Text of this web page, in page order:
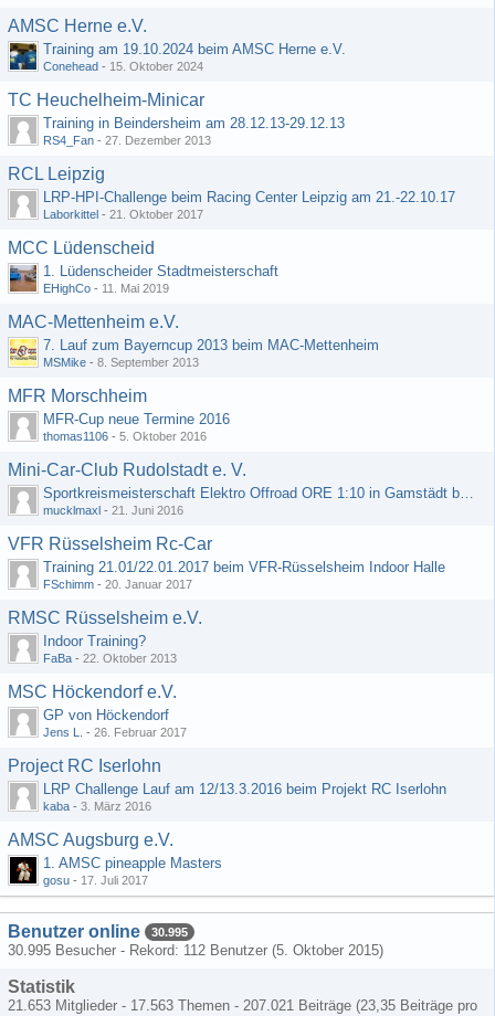
AMSC Herne e.V.
Training am 19.10.2024 beim AMSC Herne e.V.
Conehead - 15. Oktober 2024
TC Heuchelheim-Minicar
Training in Beindersheim am 28.12.13-29.12.13
RS4_Fan - 27. Dezember 2013
RCL Leipzig
LRP-HPI-Challenge beim Racing Center Leipzig am 21.-22.10.17
Laborkittel - 21. Oktober 2017
MCC Lüdenscheid
1. Lüdenscheider Stadtmeisterschaft
EHighCo - 11. Mai 2019
MAC-Mettenheim e.V.
7. Lauf zum Bayerncup 2013 beim MAC-Mettenheim
MSMike - 8. September 2013
MFR Morschheim
MFR-Cup neue Termine 2016
thomas1106 - 5. Oktober 2016
Mini-Car-Club Rudolstadt e. V.
Sportkreismeisterschaft Elektro Offroad ORE 1:10 in Gamstädt bei Erfurt, Outdoor mit Indoor Ausweichmöglichkeit!!!
mucklmaxl - 21. Juni 2016
VFR Rüsselsheim Rc-Car
Training 21.01/22.01.2017 beim VFR-Rüsselsheim Indoor Halle
FSchimm - 20. Januar 2017
RMSC Rüsselsheim e.V.
Indoor Training?
FaBa - 22. Oktober 2013
MSC Höckendorf e.V.
GP von Höckendorf
Jens L. - 26. Februar 2017
Project RC Iserlohn
LRP Challenge Lauf am 12/13.3.2016 beim Projekt RC Iserlohn
kaba - 3. März 2016
AMSC Augsburg e.V.
1. AMSC pineapple Masters
gosu - 17. Juli 2017
Benutzer online 30.995
30.995 Besucher - Rekord: 112 Benutzer (5. Oktober 2015)
Statistik
21.653 Mitglieder - 17.563 Themen - 207.021 Beiträge (23,35 Beiträge pro